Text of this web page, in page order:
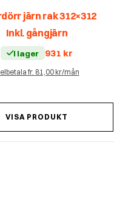
järn rak 312×312
Inkl. gångjärn
I lager 931 kr
fr. 81,00 kr/mån
VISA PRODUKT